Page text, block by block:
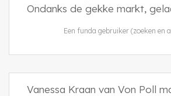
Ondanks de gekke markt,
Een funda gebruiker (zoeken en
Vanessa Kraan van Von Poll